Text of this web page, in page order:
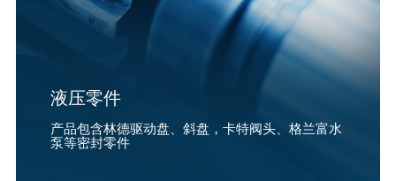
液压零件
产品包含林德驱动盘、斜盘，卡特阀头、格兰富水
泵等密封零件